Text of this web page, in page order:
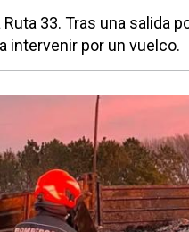
33. Tras una salida
intervenir por un vuelco.